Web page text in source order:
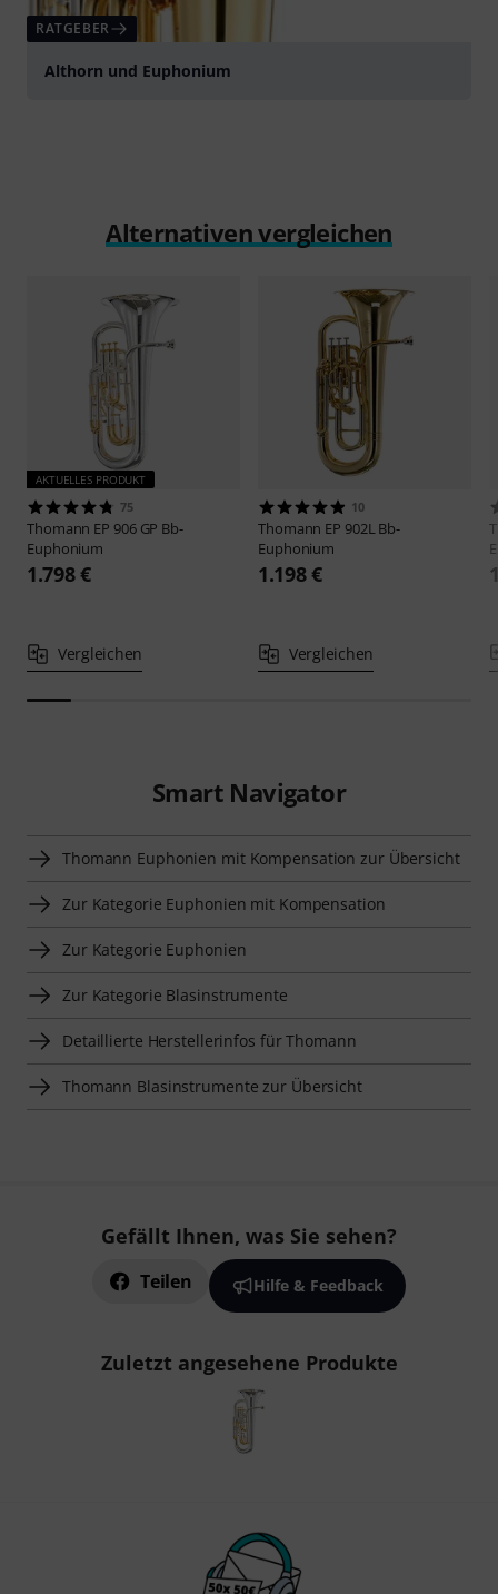
RATGEBER
Althorn und Euphonium
Alternativen vergleichen
AKTUELLES PRODUKT
75
Thomann EP 906 GP Bb-
Euphonium
1.798 €
Vergleichen
10
Thomann EP 902L Bb-
Euphonium
1.198 €
Vergleichen
Smart Navigator
Thomann Euphonien mit Kompensation zur Übersicht
Zur Kategorie Euphonien mit Kompensation
Zur Kategorie Euphonien
Zur Kategorie Blasinstrumente
Detaillierte Herstellerinfos für Thomann
Thomann Blasinstrumente zur Übersicht
Gefällt Ihnen, was Sie sehen?
Teilen Hilfe & Feedback
Zuletzt angesehene Produkte